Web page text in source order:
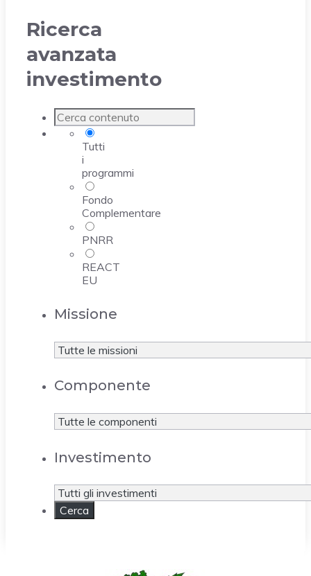
Ricerca
avanzata
investimento
Tutti
i
programmi
Fondo
Complementare
PNRR
REACT
EU
Missione
Componente
Investimento